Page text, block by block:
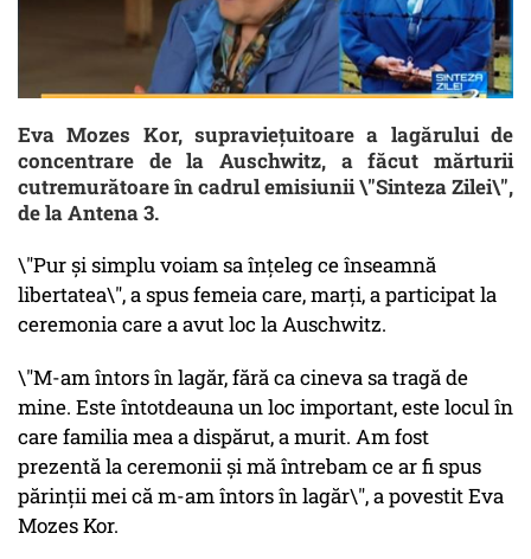
Eva Mozes Kor, supravieţuitoare a lagărului de
concentrare de la Auschwitz, a făcut mărturii
cutremurătoare în cadrul emisiunii \"Sinteza Zilei\",
de la Antena 3.
\"Pur şi simplu voiam sa înţeleg ce înseamnă
libertatea\", a spus femeia care, marți, a participat la
ceremonia care a avut loc la Auschwitz.
\"M-am întors în lagăr, fără ca cineva sa tragă de
mine. Este întotdeauna un loc important, este locul în
care familia mea a dispărut, a murit. Am fost
prezentă la ceremonii şi mă întrebam ce ar fi spus
părinții mei că m-am întors în lagăr\", a povestit Eva
Mozes Kor.